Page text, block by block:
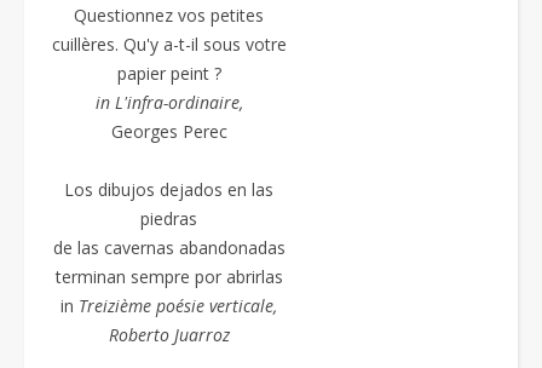
Questionnez vos petites
cuillères. Qu'y a-t-il sous votre
papier peint ?
in L'infra-ordinaire,
Georges Perec
Los dibujos dejados en las
piedras
de las cavernas abandonadas
terminan sempre por abrirlas
in Treizième poésie verticale,
Roberto Juarroz